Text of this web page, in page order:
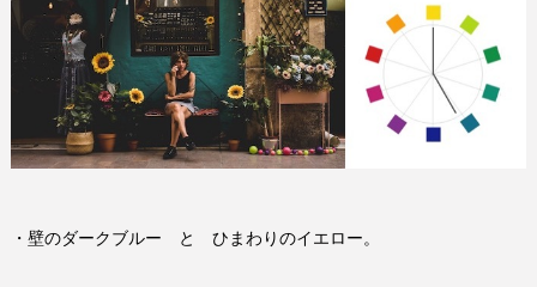
・壁のダークブルー と ひまわりのイエロー。